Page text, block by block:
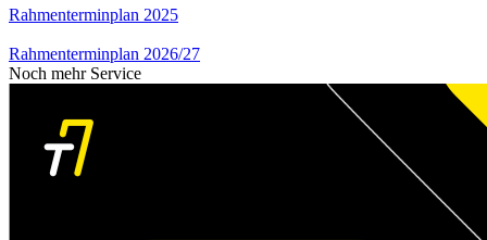
Rahmenterminplan 2025
Rahmenterminplan 2026/27
Noch mehr Service